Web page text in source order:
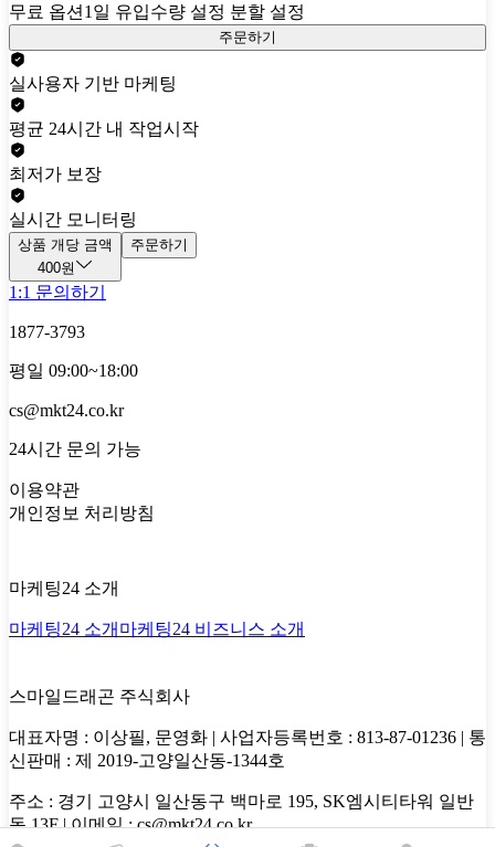
무료 옵션 1일 유입수량 설정 분할 설정
주문하기
실사용자 기반 마케팅
평균 24시간 내 작업시작
최저가 보장
실시간 모니터링
상품 개당 금액
400원
주문하기
1:1 문의하기
1877-3793
평일 09:00~18:00
cs@mkt24.co.kr
24시간 문의 가능
이용약관
개인정보 처리방침
마케팅24 소개
마케팅24 소개 마케팅24 비즈니스 소개
스마일드래곤 주식회사
대표자명 : 이상필, 문영화 | 사업자등록번호 : 813-87-01236 | 통
신판매 : 제 2019-고양일산동-1344호
주소 : 경기 고양시 일산동구 백마로 195, SK엠시티타워 일반
동 13F | 이메일 : cs@mkt24.co.kr